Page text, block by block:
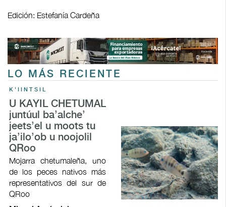
Edición: Estefanía Cardeña
LO MÁS RECIENTE
K'IINTSIL
U KAYIL CHETUMAL
juntúul ba’alche’
jeets’el u moots tu
ja’ilo’ob u noojolil
QRoo
Mojarra chetumaleña, uno
de los peces nativos más
representativos del sur de
QRoo